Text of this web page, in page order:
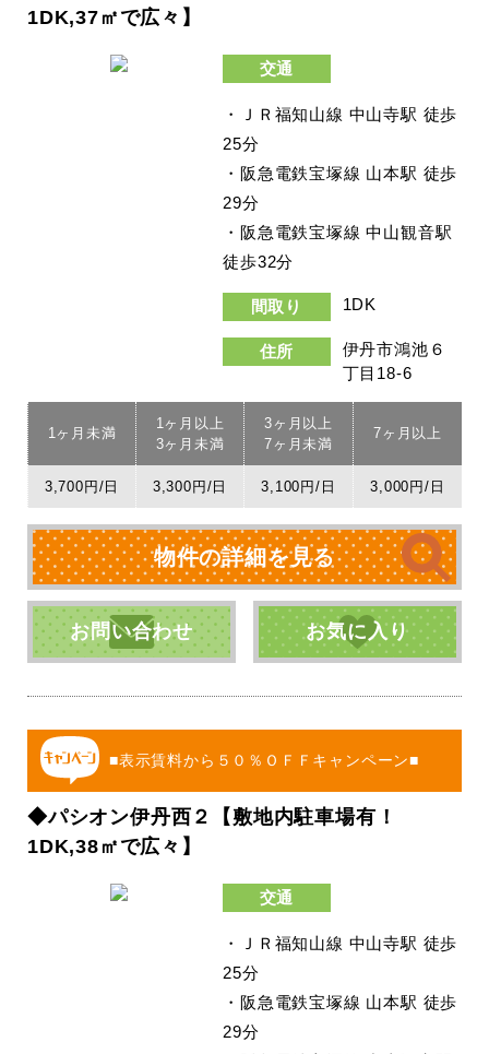
1DK,37㎡で広々】
交通
・ＪＲ福知山線 中山寺駅 徒歩
25分
・阪急電鉄宝塚線 山本駅 徒歩
29分
・阪急電鉄宝塚線 中山観音駅
徒歩32分
間取り 1DK
住所
伊丹市鴻池６
丁目18-6
1ヶ月未満
1ヶ月以上
3ヶ月未満
3ヶ月以上
7ヶ月未満
7ヶ月以上
3,700円/日 3,300円/日 3,100円/日 3,000円/日
物件の詳細を見る
お問い合わせ お気に入り
■表示賃料から５０％ＯＦＦキャンペーン■
◆パシオン伊丹西２【敷地内駐車場有！
1DK,38㎡で広々】
交通
・ＪＲ福知山線 中山寺駅 徒歩
25分
・阪急電鉄宝塚線 山本駅 徒歩
29分